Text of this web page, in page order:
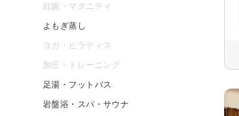
妊娠・マタニティ
よもぎ蒸し
ヨガ・ピラティス
加圧・トレーニング
足湯・フットバス
岩盤浴・スパ・サウナ